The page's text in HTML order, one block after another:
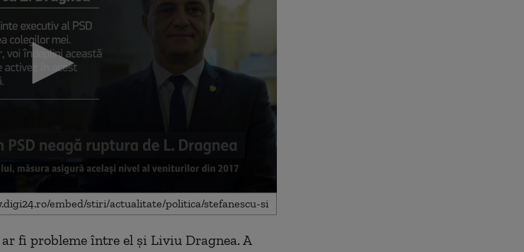
fi probleme între el şi Liviu Dragnea. A